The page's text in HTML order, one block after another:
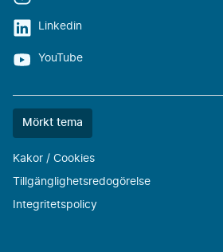
Linkedin
YouTube
Färgtemat
Mörkt tema
Kakor / Cookies
Tillgänglighetsredogörelse
Integritetspolicy